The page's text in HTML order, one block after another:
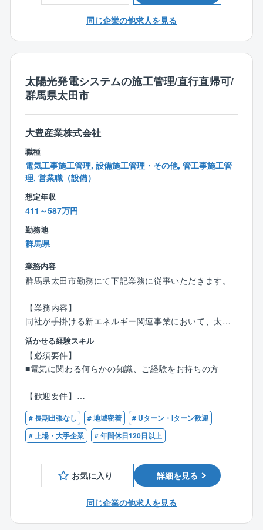
◇奥伊香保旅館 諧暢楼 等
【同社の特徴】
将来的に部長や管理職などへのステップアップも可能
です。
■社員一人一人のスキル向上のため、外部講習や各種資
格取得サポートなど"建築のプロ"になっていただくよ
う、サポート体制を充実させております。
他業種入社者も在籍しており入社後1年間は先輩社員O
JTだけでなく、座学研修等で業務習得いただくことが
可能になります。
■また1人1台ノートPCと携帯電話貸与を行い、社員同
士のコミュニケーションについてもチャット、WEB会
議、データ共有のIT化が着実に整備されており、施工
業務においてもドローン等ICT導入やCAD等のインフ
ラ整備を推進しております。
同じ企業の他求人を見る
太陽光発電システムの施工管理/直行直帰可/
群馬県太田市
大豊産業株式会社
職種
電気工事施工管理, 設備施工管理・その他, 管工事施工管
理, 営業職（設備）
想定年収
411～587万円
勤務地
群馬県
業務内容
群馬県太田市勤務にて下記業務に従事いただきます。
【業務内容】
同社が手掛ける新エネルギー関連事業において、太陽
光発電システムのCAD設計、積算、施工管理、下請け
管理をお任せします。一部顧客への技術的な折衝もお
任せします。（営業担当は別にいます）
案件は工場屋根や、工場敷地内の太陽光パネルやシス
ァーム化のための各種センサ/システム導入を推進して
いる顧客もあるため、畜舎の屋根に太陽光パネルやシ
ステム設置をする案件もございます。
【具体的な業務内容】
■案件受注後は実際に現場に赴き、施工現場の進捗管理
業務を行って頂きます。
（協力会社の調整、指示メイン/協力会社側に施工管理
の方がいる場合もあります）
■必要に応じて社内エンジニア部門や取扱メーカー社員
活かせる経験スキル
【必須要件】
■電気に関わる何らかの知識、ご経験をお持ちの方
【歓迎要件】
■電気系設備または建築資材に関わる営業
■施工管理
# 長期出張なし # 地域密着
# Uターン・Iターン歓迎
# 上場・大手企業
# 年間休日120日以上
お気に入り 詳細を見る
同じ企業の他求人を見る